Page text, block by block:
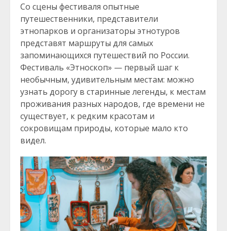
Со сцены фестиваля опытные
путешественники, представители
этнопарков и организаторы этнотуров
представят маршруты для самых
запоминающихся путешествий по России.
Фестиваль «Этноскоп» — первый шаг к
необычным, удивительным местам: можно
узнать дорогу в старинные легенды, к местам
проживания разных народов, где времени не
существует, к редким красотам и
сокровищам природы, которые мало кто
видел.